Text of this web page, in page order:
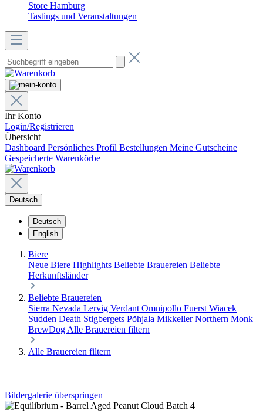
Store Hamburg
Tastings und Veranstaltungen
Ihr Konto
Login/Registrieren
Übersicht
Dashboard Persönliches Profil Bestellungen Meine Gutscheine
Gespeicherte Warenkörbe
Deutsch
Deutsch
English
Biere
Neue Biere Highlights Beliebte Brauereien Beliebte
Herkunftsländer
Beliebte Brauereien
Sierra Nevada Lervig Verdant Omnipollo Fuerst Wiacek
Sudden Death Stigbergets Põhjala MikkellerNorthern Monk
BrewDog Alle Brauereien filtern
Alle Brauereien filtern
Bildergalerie überspringen